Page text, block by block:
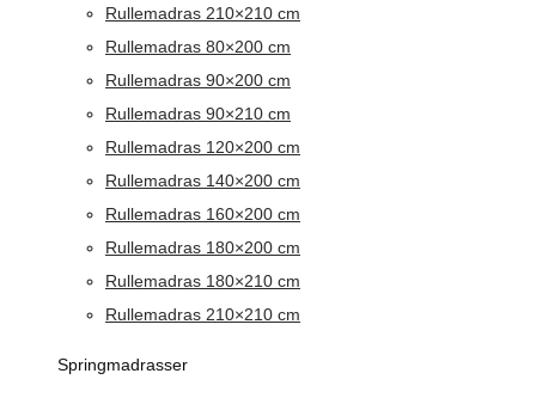
Rullemadras 210×210 cm
Rullemadras 80×200 cm
Rullemadras 90×200 cm
Rullemadras 90×210 cm
Rullemadras 120×200 cm
Rullemadras 140×200 cm
Rullemadras 160×200 cm
Rullemadras 180×200 cm
Rullemadras 180×210 cm
Rullemadras 210×210 cm
Springmadrasser